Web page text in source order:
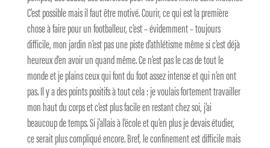
C’est possible mais il faut être motivé. Courir, ce qui est la première
chose à faire pour un footballeur, c’est – évidemment – toujours
difficile, mon jardin n’est pas une piste d’athlétisme même si c’est déjà
heureux d’en avoir un quand même. Ce n’est pas le cas de tout le
monde et je plains ceux qui font du foot assez intense et qui n’en ont
pas. Il y a des points positifs à tout cela : je voulais fortement travailler
mon haut du corps et c’est plus facile en restant chez soi, j’ai
beaucoup de temps. Si j’allais à l’école et qu’en plus je devais étudier,
ce serait plus compliqué encore. Bref, le confinement est difficile mais